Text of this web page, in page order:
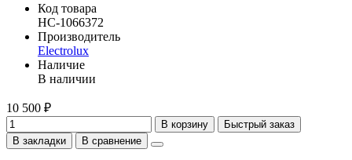
Код товара
НС-1066372
Производитель
Electrolux
Наличие
В наличии
10 500 ₽
В корзину
Быстрый заказ
В закладки
В сравнение